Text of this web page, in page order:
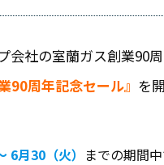
会社の室蘭ガス創業90
90周年記念セール』 を
6月30（火） までの期間